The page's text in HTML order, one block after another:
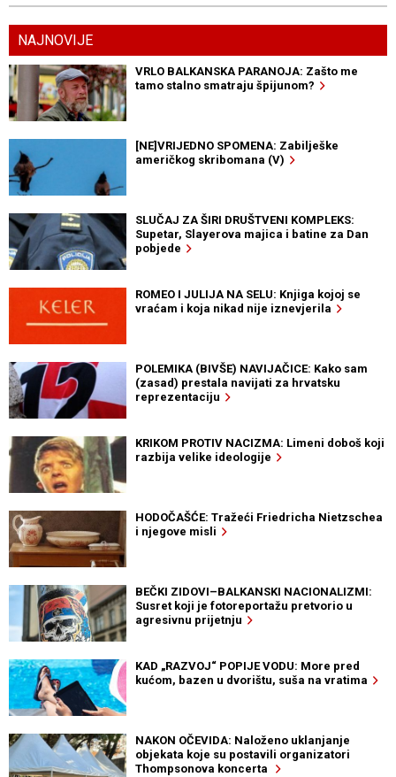
NAJNOVIJE
VRLO BALKANSKA PARANOJA: Zašto me
tamo stalno smatraju špijunom?
[NE]VRIJEDNO SPOMENA: Zabilješke
američkog skribomana (V)
SLUČAJ ZA ŠIRI DRUŠTVENI KOMPLEKS:
Supetar, Slayerova majica i batine za Dan
pobjede
ROMEO I JULIJA NA SELU: Knjiga kojoj se
vraćam i koja nikad nije iznevjerila
POLEMIKA (BIVŠE) NAVIJAČICE: Kako sam
(zasad) prestala navijati za hrvatsku
reprezentaciju
KRIKOM PROTIV NACIZMA: Limeni doboš koji
razbija velike ideologije
HODOČAŠĆE: Tražeći Friedricha Nietzschea
i njegove misli
BEČKI ZIDOVI–BALKANSKI NACIONALIZMI:
Susret koji je fotoreportažu pretvorio u
agresivnu prijetnju
KAD „RAZVOJ“ POPIJE VODU: More pred
kućom, bazen u dvorištu, suša na vratima
NAKON OČEVIDA: Naloženo uklanjanje
objekata koje su postavili organizatori
Thompsonova koncerta